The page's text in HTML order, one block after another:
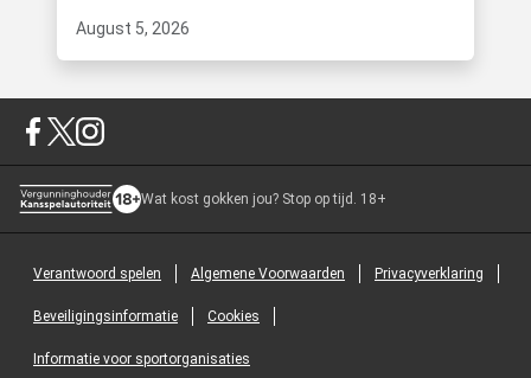
August 5, 2026
Wat kost gokken jou? Stop op tijd. 18+
Verantwoord spelen Algemene Voorwaarden Privacyverklaring
Beveiligingsinformatie Cookies
Informatie voor sportorganisaties